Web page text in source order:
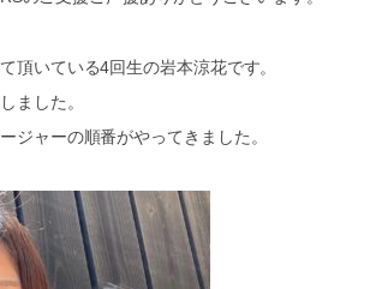
頂いている4回生の岩本涼花です。
ました。
ジャーの順番がやってきました。